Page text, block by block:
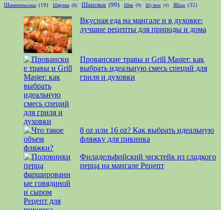
Шампиньоны (19) Шаурма (8) Шашлык (99) Шея (9) Шулюм (4) Яйца (32)
Вкусная еда на мангале и в духовке:
лучшие рецепты для природы и дома
Прованские травы и Grill Master: как
выбрать идеальную смесь специй для
гриля и духовки
8 oz или 16 oz? Как выбрать идеальную
фляжку для пикника
Филадельфийский чизстейк из сладкого
перца на мангале Рецепт